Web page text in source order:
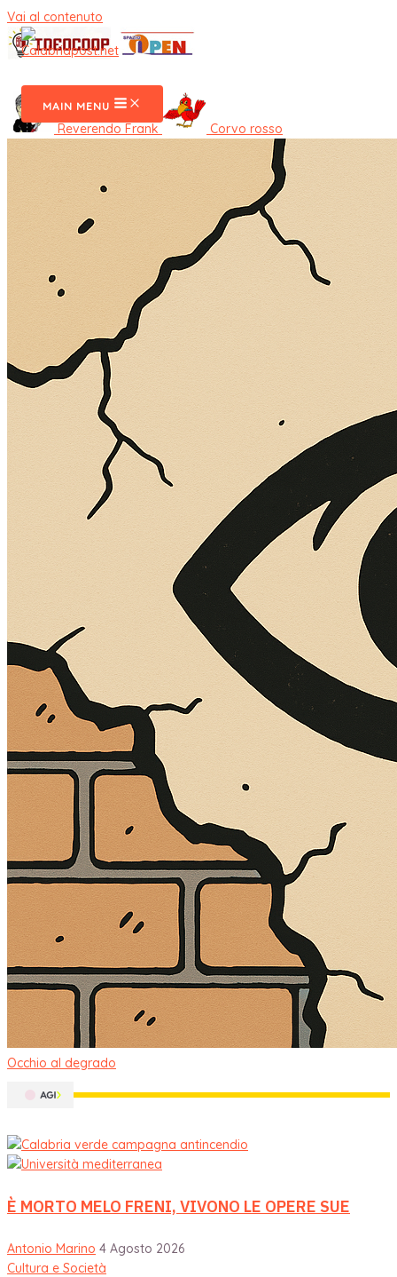
Vai al contenuto
MAIN MENU
Reverendo Frank Corvo rosso
Occhio al degrado
È MORTO MELO FRENI, VIVONO LE OPERE SUE
Antonio Marino 4 Agosto 2026
Cultura e Società